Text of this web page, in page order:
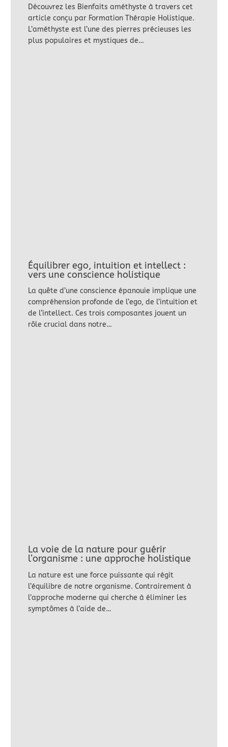
Découvrez les Bienfaits améthyste à travers cet
article conçu par Formation Thérapie Holistique.
L’améthyste est l’une des pierres précieuses les
plus populaires et mystiques de…
Équilibrer ego, intuition et intellect :
vers une conscience holistique
La quête d’une conscience épanouie implique une
compréhension profonde de l’ego, de l’intuition et
de l’intellect. Ces trois composantes jouent un
rôle crucial dans notre…
La voie de la nature pour guérir
l’organisme : une approche holistique
La nature est une force puissante qui régit
l’équilibre de notre organisme. Contrairement à
l’approche moderne qui cherche à éliminer les
symptômes à l’aide de…